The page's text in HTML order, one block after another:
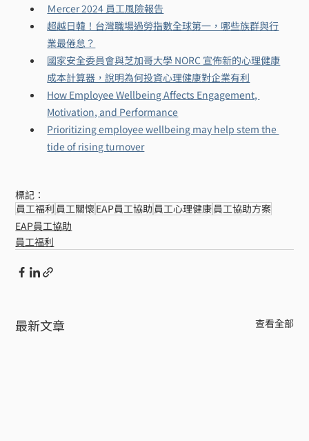
Ｍercer 2024 員工風險報告
超越日韓！台灣職場過勞指數全球第一，哪些族群與行
業最倦怠？
國家安全委員會與芝加哥大學 NORC 宣佈新的心理健康
成本計算器，說明為何投資心理健康對企業有利
How Employee Wellbeing Affects Engagement,
Motivation, and Performance
Prioritizing employee wellbeing may help stem the
tide of rising turnover
標記：
員工福利 員工關懷EAP員工協助 員工心理健康 員工協助方案
EAP員工協助
員工福利
最新文章 查看全部